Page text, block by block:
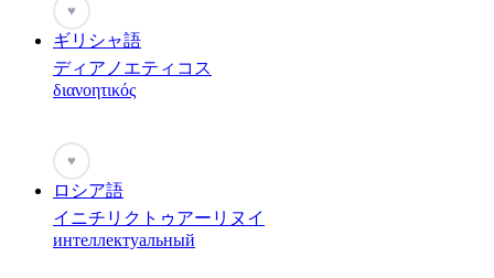
♥
ギリシャ語
ディアノエティコス
διανοητικός
♥
ロシア語
イニチリクトゥアーリヌイ
интеллектуальный